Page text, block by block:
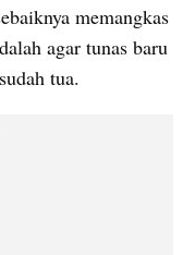
memangkas
agar tunas baru
tua.